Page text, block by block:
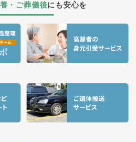
・ご葬儀後にも安心を